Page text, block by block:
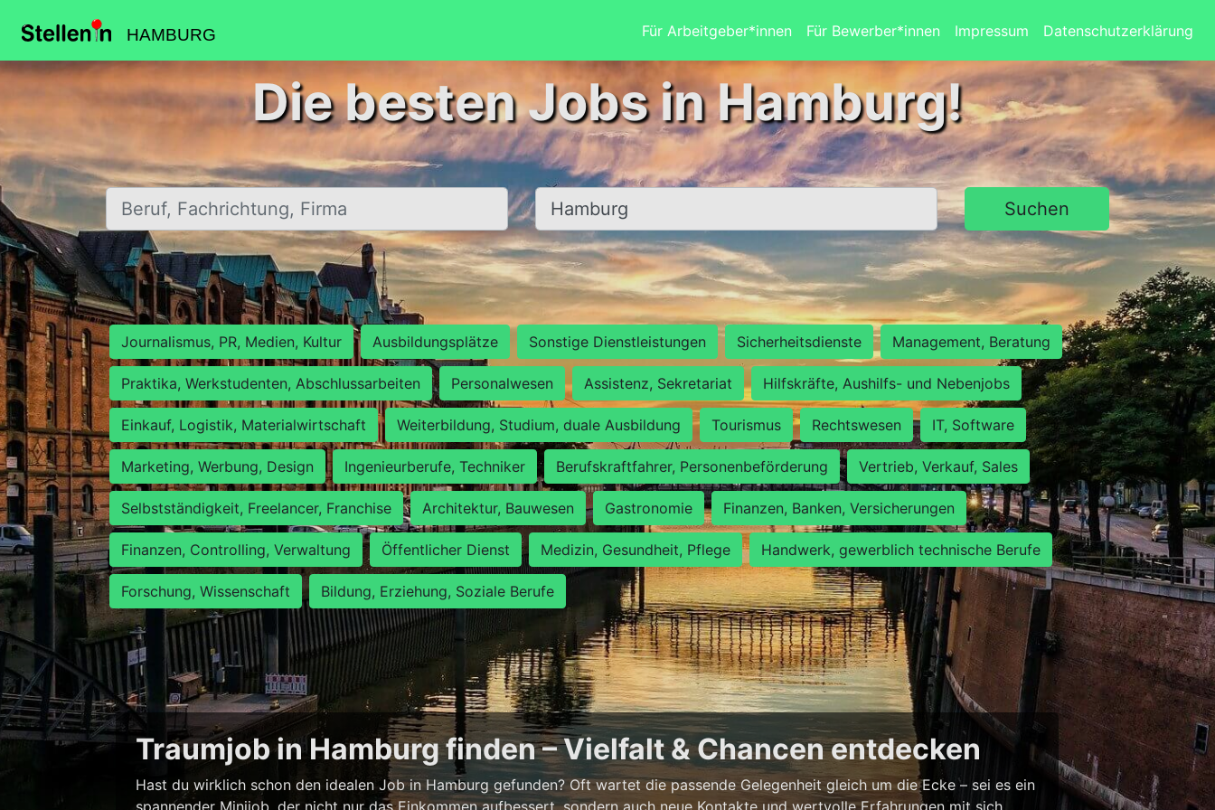
HAMBURG Für Arbeitgeber*innen Für Bewerber*innen Impressum Datenschutzerklärung
Die besten Jobs in Hamburg!
Beruf, Fachrichtung, Firma Ort, Stadt Suchen
Journalismus, PR, Medien, Kultur Ausbildungsplätze Sonstige Dienstleistungen Sicherheitsdienste Management, Beratung
Praktika, Werkstudenten, Abschlussarbeiten Personalwesen Assistenz, Sekretariat Hilfskräfte, Aushilfs- und Nebenjobs
Einkauf, Logistik, Materialwirtschaft Weiterbildung, Studium, duale Ausbildung Tourismus Rechtswesen IT, Software
Marketing, Werbung, Design Ingenieurberufe, Techniker Berufskraftfahrer, Personenbeförderung Vertrieb, Verkauf, Sales
Selbstständigkeit, Freelancer, Franchise Architektur, Bauwesen Gastronomie Finanzen, Banken, Versicherungen
Finanzen, Controlling, Verwaltung Öffentlicher Dienst Medizin, Gesundheit, Pflege Handwerk, gewerblich technische Berufe
Forschung, Wissenschaft Bildung, Erziehung, Soziale Berufe
Traumjob in Hamburg finden – Vielfalt & Chancen entdecken
Hast du wirklich schon den idealen Job in Hamburg gefunden? Oft wartet die passende Gelegenheit gleich um die Ecke – sei es ein